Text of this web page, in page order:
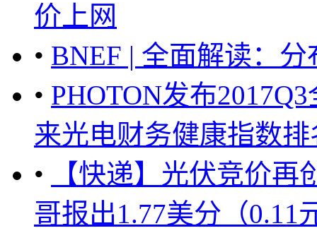
价上网
• BNEF | 全面解读：
• PHOTON发布
来光电财务健康指数
•
【快递】光伏竞价
哥报出1.77美分（0.11